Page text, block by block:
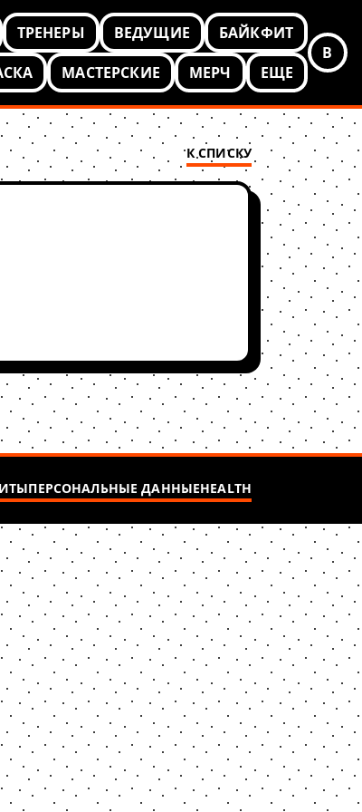
ТРЕНЕРЫ ВЕДУЩИЕ
БАЙКФИТ
МАСТЕРСКИЕ МЕРЧ ЕЩЕ
В
К СПИСКУ
ПЕРСОНАЛЬНЫЕ ДАННЫЕHEALTH